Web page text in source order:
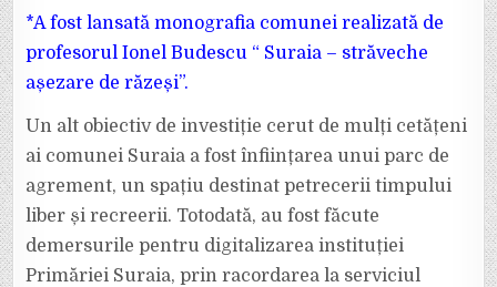
*A fost lansată monografia comunei realizată de
profesorul Ionel Budescu “ Suraia – străveche
așezare de răzeși”.
Un alt obiectiv de investiție cerut de mulți cetățeni
ai comunei Suraia a fost înființarea unui parc de
agrement, un spațiu destinat petrecerii timpului
liber și recreerii. Totodată, au fost făcute
demersurile pentru digitalizarea instituției
Primăriei Suraia, prin racordarea la serviciul